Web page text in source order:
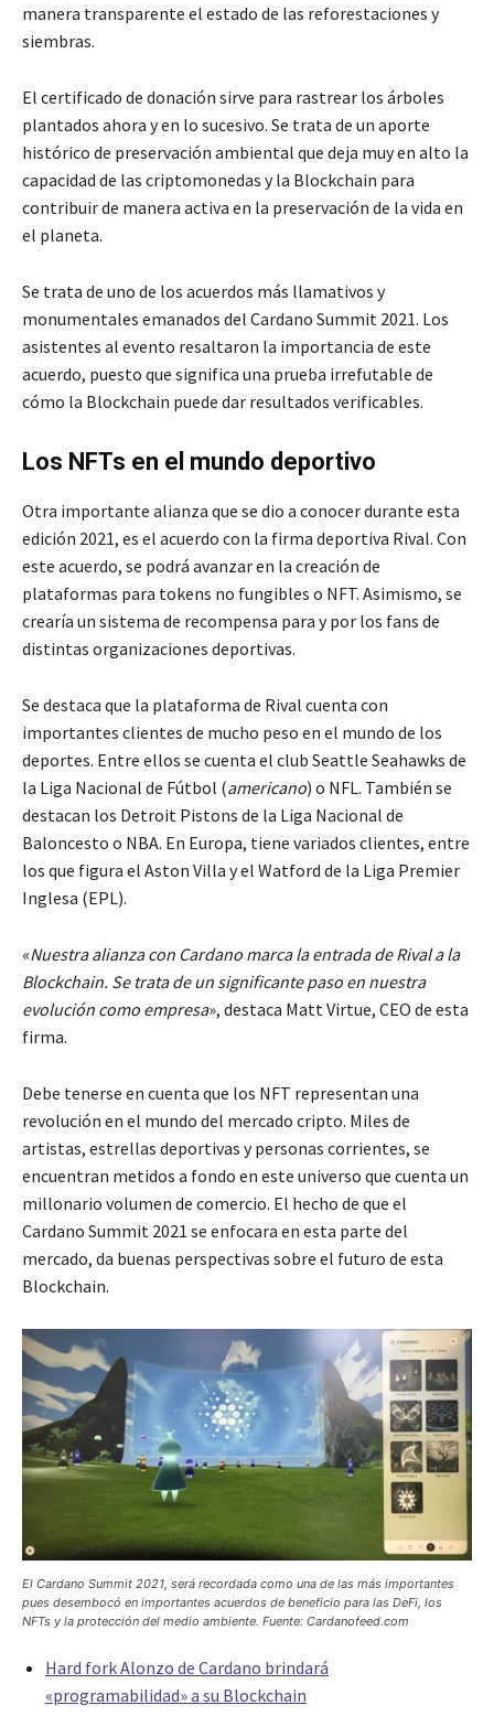
manera transparente el estado de las reforestaciones y
siembras.
El certificado de donación sirve para rastrear los árboles
plantados ahora y en lo sucesivo. Se trata de un aporte
histórico de preservación ambiental que deja muy en alto la
capacidad de las criptomonedas y la Blockchain para
contribuir de manera activa en la preservación de la vida en
el planeta.
Se trata de uno de los acuerdos más llamativos y
monumentales emanados del Cardano Summit 2021. Los
asistentes al evento resaltaron la importancia de este
acuerdo, puesto que significa una prueba irrefutable de
cómo la Blockchain puede dar resultados verificables.
Los NFTs en el mundo deportivo
Otra importante alianza que se dio a conocer durante esta
edición 2021, es el acuerdo con la firma deportiva Rival. Con
este acuerdo, se podrá avanzar en la creación de
plataformas para tokens no fungibles o NFT. Asimismo, se
crearía un sistema de recompensa para y por los fans de
distintas organizaciones deportivas.
Se destaca que la plataforma de Rival cuenta con
importantes clientes de mucho peso en el mundo de los
deportes. Entre ellos se cuenta el club Seattle Seahawks de
la Liga Nacional de Fútbol (americano) o NFL. También se
destacan los Detroit Pistons de la Liga Nacional de
Baloncesto o NBA. En Europa, tiene variados clientes, entre
los que figura el Aston Villa y el Watford de la Liga Premier
Inglesa (EPL).
«Nuestra alianza con Cardano marca la entrada de Rival a la
Blockchain. Se trata de un significante paso en nuestra
evolución como empresa», destaca Matt Virtue, CEO de esta
firma.
Debe tenerse en cuenta que los NFT representan una
revolución en el mundo del mercado cripto. Miles de
artistas, estrellas deportivas y personas corrientes, se
encuentran metidos a fondo en este universo que cuenta un
millonario volumen de comercio. El hecho de que el
Cardano Summit 2021 se enfocara en esta parte del
mercado, da buenas perspectivas sobre el futuro de esta
Blockchain.
El Cardano Summit 2021, será recordada como una de las más importantes
pues desembocó en importantes acuerdos de beneficio para las DeFi, los
NFTs y la protección del medio ambiente. Fuente: Cardanofeed.com
Hard fork Alonzo de Cardano brindará
«programabilidad» a su Blockchain